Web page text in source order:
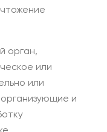
орган,
или
или
и